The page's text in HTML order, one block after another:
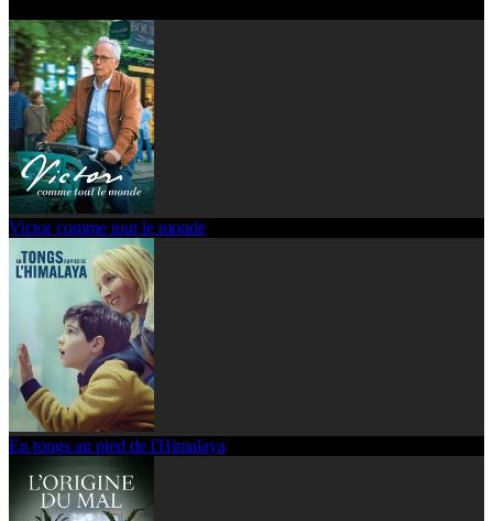
Victor comme tout le monde
En tongs au pied de l'Himalaya